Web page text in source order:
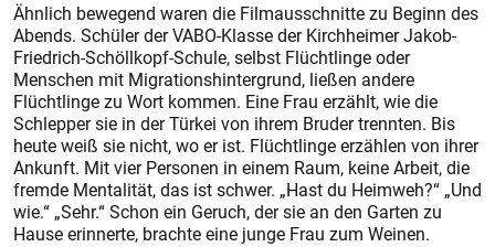
Ähnlich bewegend waren die Filmausschnitte zu Beginn des
Abends. Schüler der VABO-Klasse der Kirchheimer Jakob-
Friedrich-Schöllkopf-Schule, selbst Flüchtlinge oder
Menschen mit Migrationshintergrund, ließen andere
Flüchtlinge zu Wort kommen. Eine Frau erzählt, wie die
Schlepper sie in der Türkei von ihrem Bruder trennten. Bis
heute weiß sie nicht, wo er ist. Flüchtlinge erzählen von ihrer
Ankunft. Mit vier Personen in einem Raum, keine Arbeit, die
fremde Mentalität, das ist schwer. „Hast du Heimweh?“ „Und
wie.“ „Sehr.“ Schon ein Geruch, der sie an den Garten zu
Hause erinnerte, brachte eine junge Frau zum Weinen.